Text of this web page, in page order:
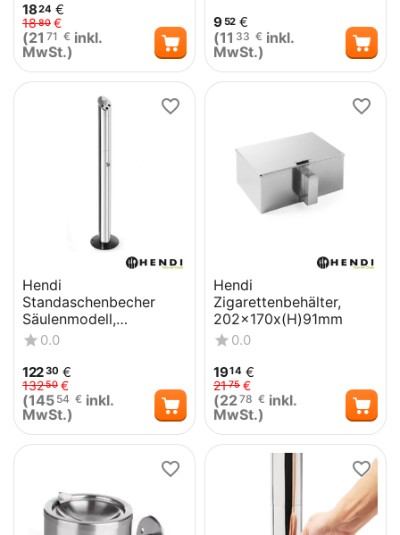
1824 €
1880 €
(21 71 € inkl.
MwSt.)
952 €
(11 33 € inkl.
MwSt.)
Hendi
Standaschenbecher
Säulenmodell,
⌀170x(H)920mm
0.0
12230 €
13250 €
(145 54 € inkl.
MwSt.)
Hendi
Zigarettenbehälter,
202x170x(H)91mm
0.0
1914 €
2175 €
(2278 € inkl.
MwSt.)